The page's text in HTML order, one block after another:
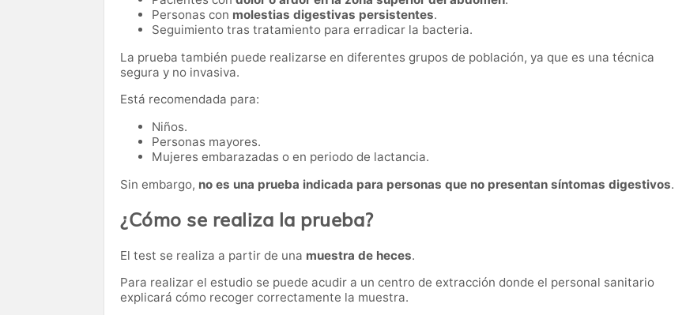
Personas con molestias digestivas persistentes.
Seguimiento tras tratamiento para erradicar la bacteria.
La prueba también puede realizarse en diferentes grupos de población, ya que es una técnica
segura y no invasiva.
Está recomendada para:
Niños.
Personas mayores.
Mujeres embarazadas o en periodo de lactancia.
Sin embargo, no es una prueba indicada para personas que no presentan síntomas digestivos.
¿Cómo se realiza la prueba?
El test se realiza a partir de una muestra de heces.
Para realizar el estudio se puede acudir a un centro de extracción donde el personal sanitario
explicará cómo recoger correctamente la muestra.